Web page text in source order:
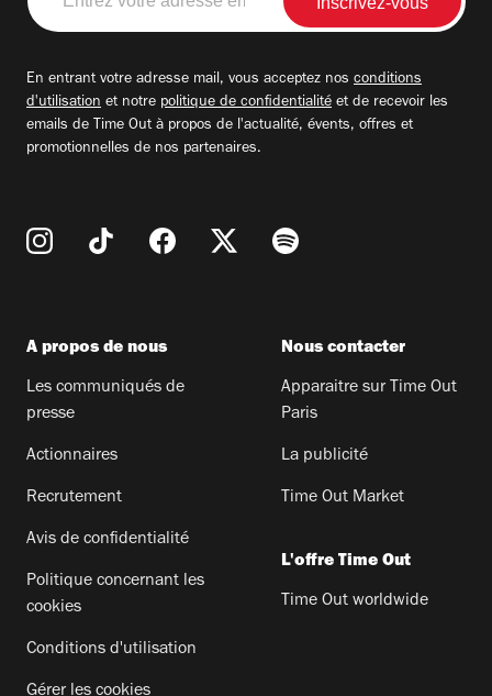
votre
adresse
En entrant votre adresse mail, vous acceptez nos conditions
d'utilisation et notre politique de confidentialité et de recevoir les
emails de Time Out à propos de l'actualité, évents, offres et
promotionnelles de nos partenaires.
A propos de nous
Les communiqués de
presse
Actionnaires
Recrutement
Avis de confidentialité
Politique concernant les
cookies
Conditions d'utilisation
Gérer les cookies
Nous contacter
Apparaitre sur Time Out
Paris
La publicité
Time Out Market
L'offre Time Out
Time Out worldwide